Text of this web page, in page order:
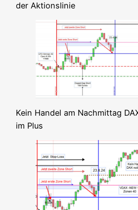
der Aktionslinie
Kein Han­del am Nach­mit­tag
im Plus